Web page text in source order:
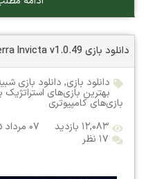
دانلود بازی Terra Invicta v1.0.49 نسخه ElAmigos
دانلود بازی, دانلود بازی
بهترین بازی‌های استراتژیک
بازی‌های کامپیوتری
۱۲,۰۸۳ بازدید
۰۷ مرداد ۱۴۰۵
۱۷ نظر